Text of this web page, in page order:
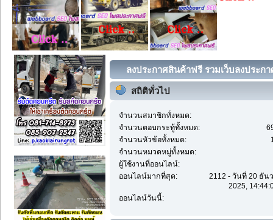
ลงประกาศสินค้าฟรี รวมเว็บลงประ
สถิติทั่วไป
จำนวนสมาชิกทั้งหมด:
จำนวนตอบกระทู้ทั้งหมด:
จำนวนหัวข้อทั้งหมด:
จำนวนหมวดหมู่ทั้งหมด:
ผู้ใช้งานที่ออนไลน์:
ออนไลน์มากที่สุด:
2112 - วันที่ 20 ธัน
2025,
ออนไลน์วันนี้: